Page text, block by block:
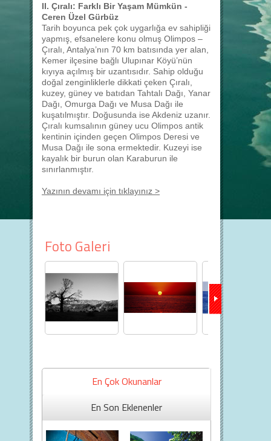
II. Çıralı: Farklı Bir Yaşam Mümkün -
Ceren Üzel Gürbüz
Tarih boyunca pek çok uygarlığa ev sahipliği
yapmış, efsanelere konu olmuş Olimpos –
Çıralı, Antalya’nın 70 km batısında yer alan,
Kemer ilçesine bağlı Ulupınar Köyü’nün
kıyıya açılmış bir uzantısıdır. Sahip olduğu
doğal zenginliklerle dikkati çeken Çıralı,
kuzey, güney ve batıdan Tahtalı Dağı, Yanar
Dağı, Omurga Dağı ve Musa Dağı ile
kuşatılmıştır. Doğusunda ise Akdeniz uzanır.
Çıralı kumsalının güney ucu Olimpos antik
kentinin içinden geçen Olimpos Deresi ve
Musa Dağı ile sona ermektedir. Kuzeyi ise
kayalık bir burun olan Karaburun ile
sınırlanmıştır.
Yazının devamı için tıklayınız >
Foto Galeri
En Çok Okunanlar
En Son Eklenenler